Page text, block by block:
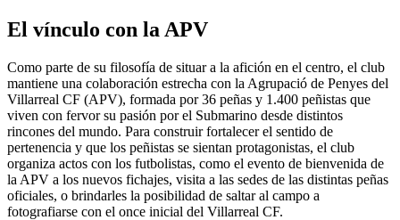
El vínculo con la APV
Como parte de su filosofía de situar a la afición en el centro, el club
mantiene una colaboración estrecha con la Agrupació de Penyes del
Villarreal CF (APV), formada por 36 peñas y 1.400 peñistas que
viven con fervor su pasión por el Submarino desde distintos
rincones del mundo. Para construir fortalecer el sentido de
pertenencia y que los peñistas se sientan protagonistas, el club
organiza actos con los futbolistas, como el evento de bienvenida de
la APV a los nuevos fichajes, visita a las sedes de las distintas peñas
oficiales, o brindarles la posibilidad de saltar al campo a
fotografiarse con el once inicial del Villarreal CF.